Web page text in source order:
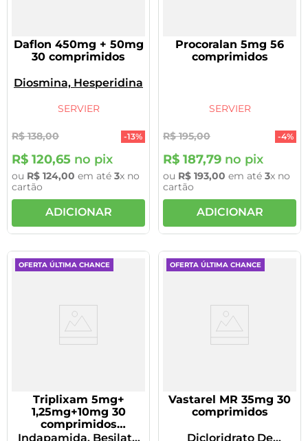
Daflon 450mg + 50mg
30 comprimidos
Diosmina, Hesperidina
SERVIER
R$ 138,00 -13%
R$ 120,65 no pix
ou R$ 124,00 em até 3x no
cartão
ADICIONAR
Procoralan 5mg 56
comprimidos
SERVIER
R$ 195,00 -4%
R$ 187,79 no pix
ou R$ 193,00 em até 3x no
cartão
ADICIONAR
OFERTA ÚLTIMA CHANCE
Triplixam 5mg+
1,25mg+10mg 30
comprimidos
revestidos
Indapamida, Besilato
OFERTA ÚLTIMA CHANCE
Vastarel MR 35mg 30
comprimidos
Dicloridrato De